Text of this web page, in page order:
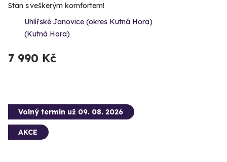
Stan s veškerým komfortem!
Uhlířské Janovice (okres Kutná Hora)
(Kutná Hora)
7 990 Kč
Volný termín už 09. 08. 2026
AKCE